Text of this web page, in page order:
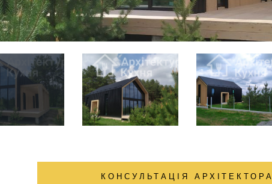
КОНСУЛЬТАЦІЯ АРХІТЕКТОРА